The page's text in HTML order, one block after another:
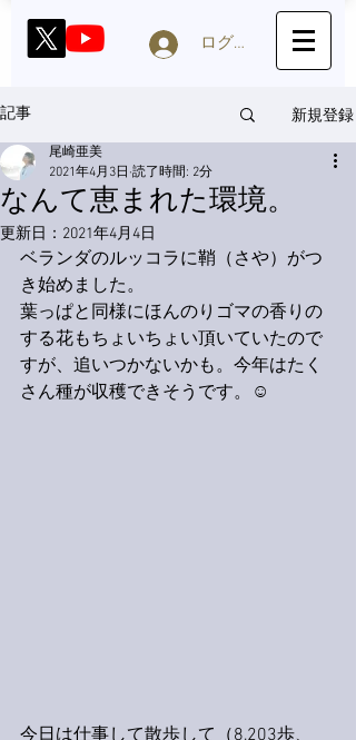
ログイン
記事 新規登録
なんて恵まれた環境。
尾崎亜美
2021年4月3日 読了時間: 2分
更新日： 2021年4月4日
ベランダのルッコラに鞘（さや）がつ
き始めました。
葉っぱと同様にほんのりゴマの香りの
する花もちょいちょい頂いていたので
すが、追いつかないかも。今年はたく
さん種が収穫できそうです。☺️
今日は仕事して散歩して（8,203歩、